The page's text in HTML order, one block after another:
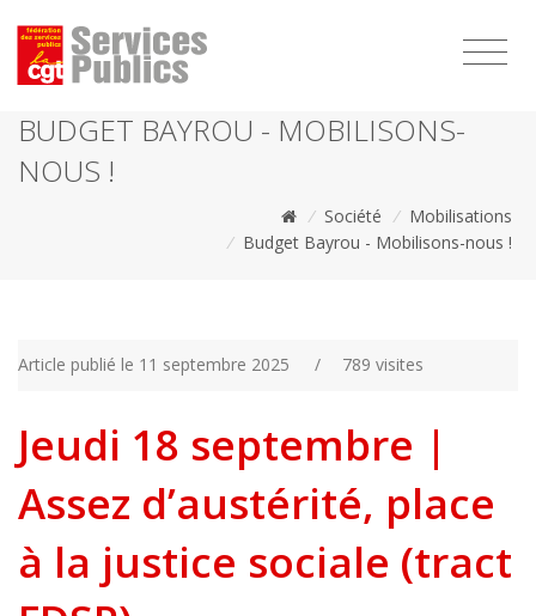
BUDGET BAYROU - MOBILISONS-
NOUS !
/ Société / Mobilisations
/ Budget Bayrou - Mobilisons-nous !
Article publié le 11 septembre 2025 / 789 visites
Jeudi 18 septembre |
Assez d’austérité, place
à la justice sociale (tract